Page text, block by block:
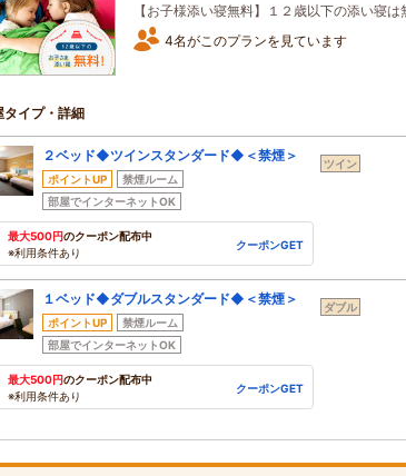
【お子様添い寝無料】１２歳以下の添い寝は
4名がこのプランを見ています
タイプ・詳細
２ベッド◆ツインスタンダード◆＜禁煙＞
ポイントUP
禁煙ルーム
部屋でインターネットOK
最大500円のクーポン配布中
※利用条件あり
クーポンGET
ツイン
１ベッド◆ダブルスタンダード◆＜禁煙＞
ポイントUP
禁煙ルーム
部屋でインターネットOK
最大500円のクーポン配布中
※利用条件あり
クーポンGET
ダブル